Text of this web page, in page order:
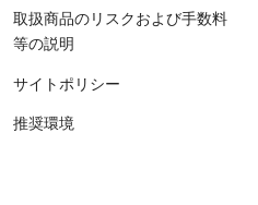
取扱商品のリスクおよび手数料
等の説明
サイトポリシー
推奨環境